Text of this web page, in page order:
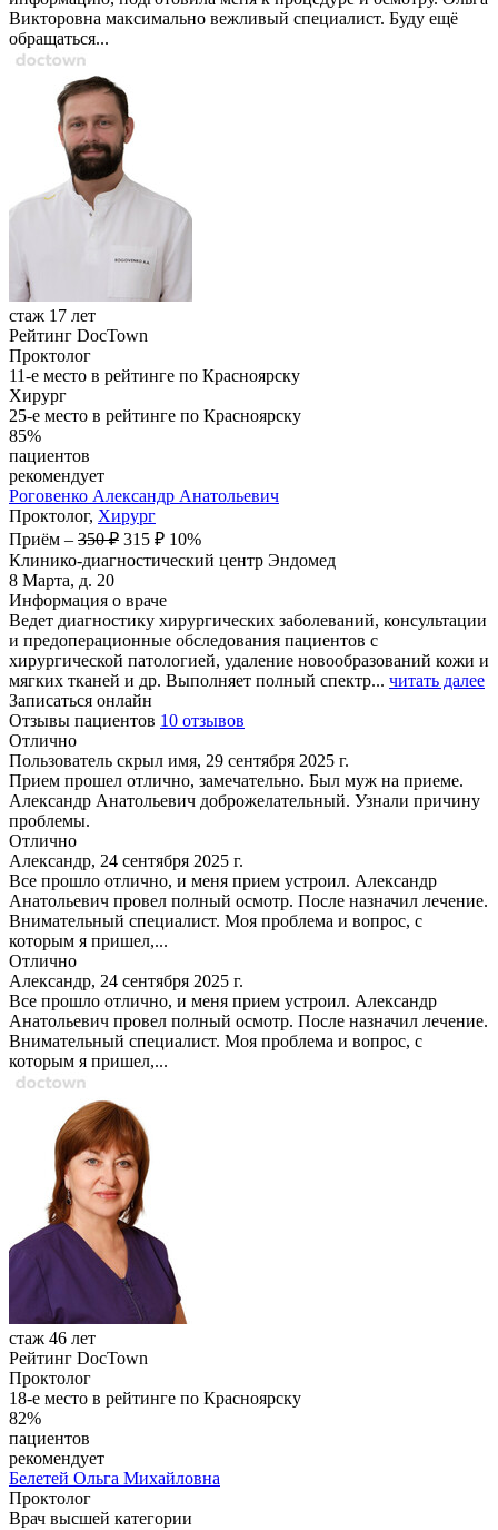
Викторовна максимально вежливый специалист. Буду ещё
обращаться...
стаж 17 лет
Рейтинг DocTown
Проктолог
11-е место в рейтинге по Красноярску
Хирург
25-е место в рейтинге по Красноярску
85%
пациентов
рекомендует
Роговенко Александр Анатольевич
Проктолог, Хирург
Приём – 350 ₽ 315 ₽ 10%
Клинико-диагностический центр Эндомед
8 Марта, д. 20
Информация о враче
Ведет диагностику хирургических заболеваний, консультации
и предоперационные обследования пациентов с
хирургической патологией, удаление новообразований кожи и
мягких тканей и др. Выполняет полный спектр... читать далее
Записаться онлайн
Отзывы пациентов 10 отзывов
Отлично
Пользователь скрыл имя, 29 сентября 2025 г.
Прием прошел отлично, замечательно. Был муж на приеме.
Александр Анатольевич доброжелательный. Узнали причину
проблемы.
Отлично
Александр, 24 сентября 2025 г.
Все прошло отлично, и меня прием устроил. Александр
Анатольевич провел полный осмотр. После назначил лечение.
Внимательный специалист. Моя проблема и вопрос, с
которым я пришел,...
Отлично
Александр, 24 сентября 2025 г.
Все прошло отлично, и меня прием устроил. Александр
Анатольевич провел полный осмотр. После назначил лечение.
Внимательный специалист. Моя проблема и вопрос, с
которым я пришел,...
стаж 46 лет
Рейтинг DocTown
Проктолог
18-е место в рейтинге по Красноярску
82%
пациентов
рекомендует
Белетей Ольга Михайловна
Проктолог
Врач высшей категории